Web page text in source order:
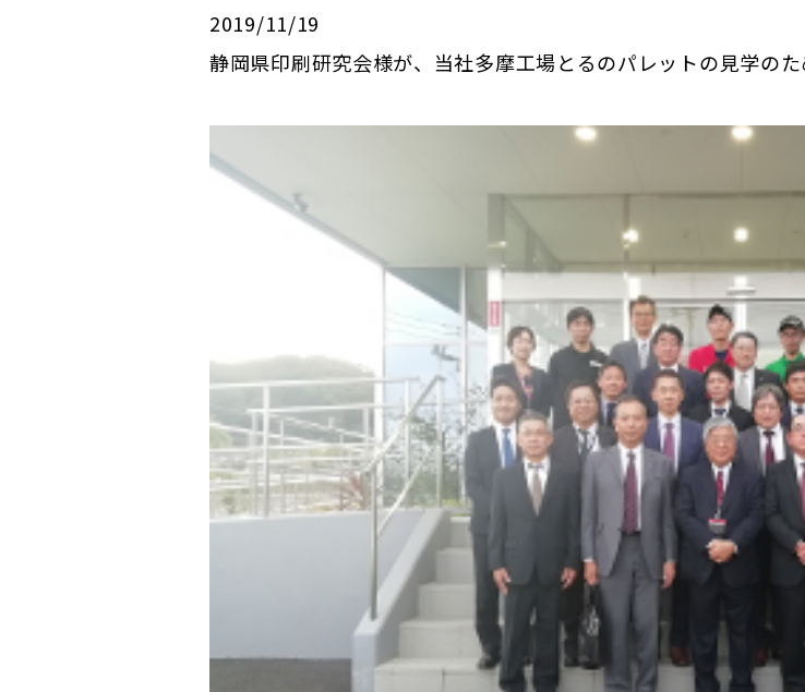
2019/11/19
静岡県印刷研究会様が、当社多摩工場とるのパレットの見学のた